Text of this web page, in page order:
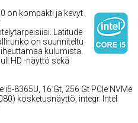
on kompakti ja kevyt
Latitude
on suunniteltu
kulumista.
HD -näyttö sekä
i5-8365U, 16 Gt, 256 Gt PCIe NVMe
kosketusnäyttö, integr. Intel